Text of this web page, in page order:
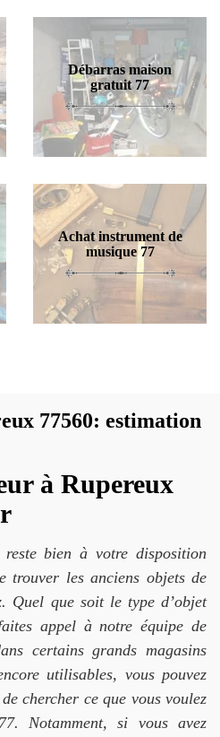
Débarras maison
gratuit 77
Achat instrument de
musique 77
77560: estimation
à Rupereux
bien à votre disposition
trouver les anciens objets de
Quel que soit le type d’objet
appel à notre équipe de
certains grands magasins
utilisables, vous pouvez
chercher ce que vous voulez
Notamment, si vous avez